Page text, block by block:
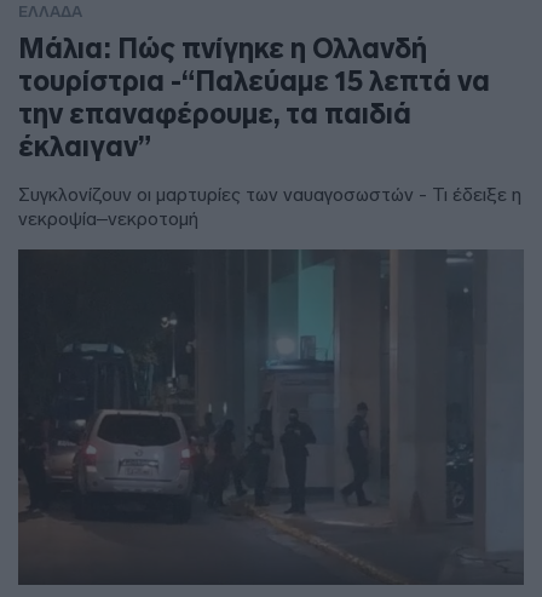
ΕΛΛΑΔΑ
Μάλια: Πώς πνίγηκε η Ολλανδή
τουρίστρια -“Παλεύαμε 15 λεπτά να
την επαναφέρουμε, τα παιδιά
έκλαιγαν”
Συγκλονίζουν οι μαρτυρίες των ναυαγοσωστών - Τι έδειξε η
νεκροψία–νεκροτομή